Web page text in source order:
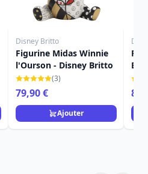
Disney Britto
Figurine Midas Winnie
l'Ourson - Disney Britto
(3)
79,90 €
Ajouter